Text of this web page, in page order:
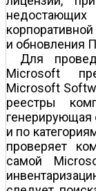
и обновления
Для
Microsoft
Microsoft
реестры
генерирующая
и по
проверяет
самой